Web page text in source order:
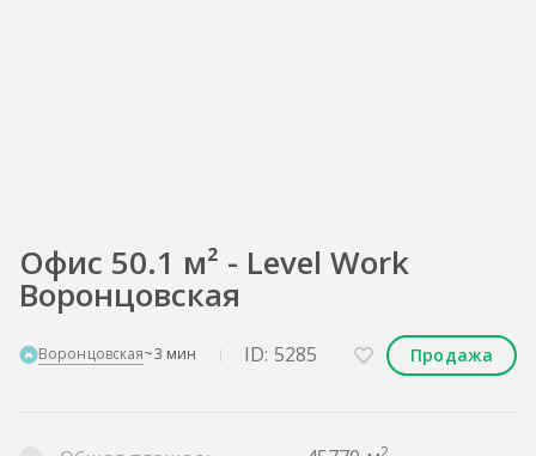
Офис 50.1 м² - Level Work
Воронцовская
Воронцовская~3 мин ID: 5285 Продажа
2